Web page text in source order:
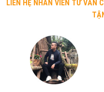
LIÊN HỆ NHÂN VIÊN TƯ VẤN